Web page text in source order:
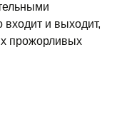
и выходит,
прожорливых